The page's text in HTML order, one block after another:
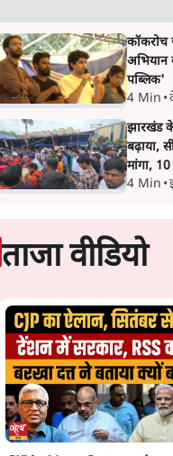
कॉकरोच
अभियान
पब्लिक'
4 Min •
झारखंड के
बढ़ाया,
मांगा,
4 Min •
ताजा वीडियो